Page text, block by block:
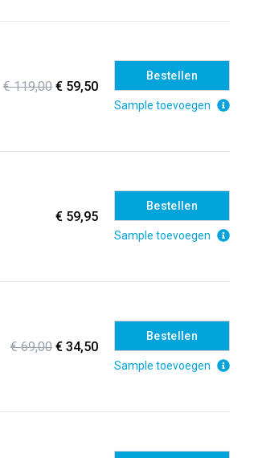
€ 119,00 € 59,50
Bestellen
Sample toevoegen
€ 59,95
Bestellen
Sample toevoegen
€ 69,00 € 34,50
Bestellen
Sample toevoegen